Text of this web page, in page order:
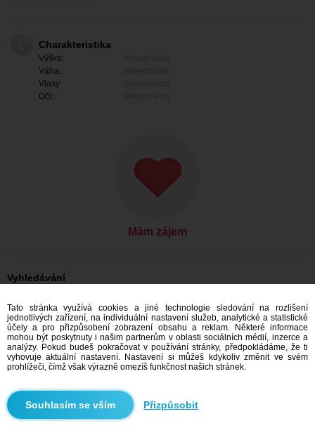
Charakteristika
Výška:
Váha:
Vlasy:
Oči:
Mám zájem
Vyhledávání
On hledá ji: Muži, 34
On hledá ji: Muži, 34 - Slovensko
On hledá ji: Muži, 34 - Trnavský kraj
On hledá ji: Muži, 34 - Galanta
Seznamka Slovensko
Seznamka Trnavský kraj
Seznamka Galanta
Doporučujeme
Tato stránka využívá cookies a jiné technologie sledování na rozlišení
jednotlivých zařízení, na individuální nastavení služeb, analytické a statistické
účely a pro přizpůsobení zobrazení obsahu a reklam. Některé informace
mohou být poskytnuty i našim partnerům v oblasti sociálních médií, inzerce a
analýzy. Pokud budeš pokračovat v používání stránky, předpokládáme, že ti
vyhovuje aktuální nastavení. Nastavení si můžeš kdykoliv změnit ve svém
prohlížeči, čímž však výrazně omezíš funkčnost našich stránek.
Přizpůsobit